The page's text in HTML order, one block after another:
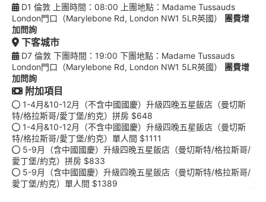
D1 倫敦 上團時間：08:00 上團地點：Madame Tussauds
London門口（Marylebone Rd, London NW1 5LR英國）
團費增
加問詢
下客城市
D7 倫敦 下團時間：19:00 下團地點：Madame Tussauds
London門口（Marylebone Rd, London NW1 5LR英國）
團費增
加問詢
附加項目
1-4月&10-12月（不含中國國慶）升級四晚五星飯店（曼切斯
特/格拉斯哥/愛丁堡/約克）拼房 $648
1-4月&10-12月（不含中國國慶）升級四晚五星飯店（曼切斯
特/格拉斯哥/愛丁堡/約克）單人間 $1111
5-9月（含中國國慶）升級四晚五星飯店（曼切斯特/格拉斯哥/
愛丁堡/約克）拼房 $833
5-9月（含中國國慶）升級四晚五星飯店（曼切斯特/格拉斯哥/
愛丁堡/約克）單人間 $1389